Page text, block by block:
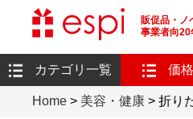
販促品・ノ
事業者向20
カテゴリ一覧 価
Home > 美容・健康 > 折り